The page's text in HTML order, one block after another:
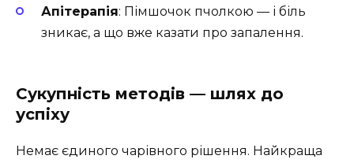
Апітерапія: Пімшочок пчолкою — і біль
зникає, а що вже казати про запалення.
Сукупність методів — шлях до
успіху
Немає єдиного чарівного рішення. Найкраща